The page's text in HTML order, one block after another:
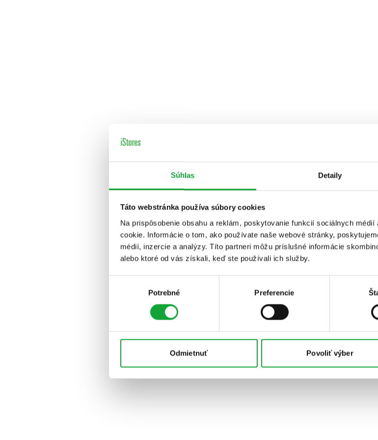
Súhlas Detaily
Táto webstránka používa súbory cookies
Na prispôsobenie obsahu a reklám, poskytovanie funkcií sociálnych
cookie. Informácie o tom, ako používate naše webové stránky,
médií, inzercie a analýzy. Títo partneri môžu príslušné informácie
alebo ktoré od vás získali, keď ste používali ich služby.
Potrebné Preferencie
Odmietnuť Povoliť výber